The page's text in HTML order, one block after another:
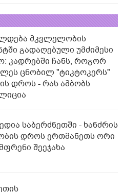
მკვლელობის
გადაღებული უმძიმესი
კადრებში ჩანს, როგორ
ცნობილ "ტიკტოკერს"
დროს - რას ამბობს
საბერძნეთში - ხანძრის
დროს ერთმანეთს ორი
შეეჯახა